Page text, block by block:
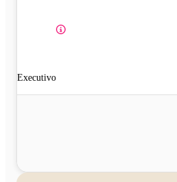
Executivo